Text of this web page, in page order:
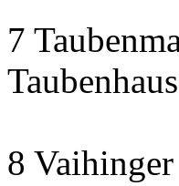
7
8